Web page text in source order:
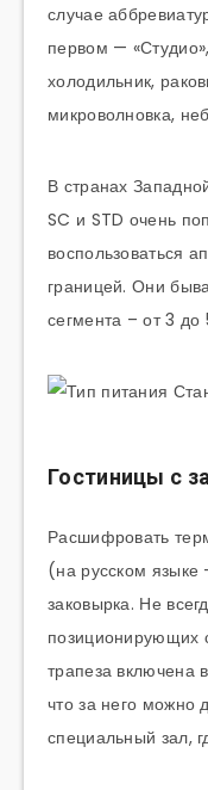
случае
первом —
холодильник,
микроволновка,
В странах
SC и STD очень
воспользоваться
границей. Они
сегмента – от 3 до
Гостиницы с
Расшифровать
(на русском языке
заковырка. Не
позиционирующих
трапеза включена
что за него можно
специальный зал,